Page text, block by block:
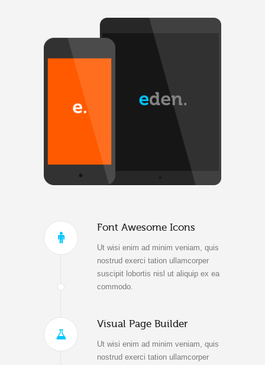
Font Awesome Icons
Ut wisi enim ad minim veniam, quis
nostrud exerci tation ullamcorper
suscipit lobortis nisl ut aliquip ex ea
commodo.
Visual Page Builder
Ut wisi enim ad minim veniam, quis
nostrud exerci tation ullamcorper